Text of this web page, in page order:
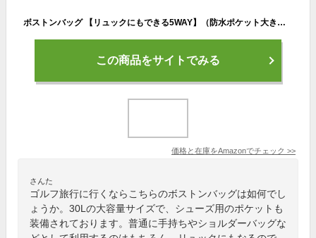
ボストンバッグ 【リュックにもできる5WAY】（防水ポケット大き目/30Lでも大容量/軽量） 旅行バッグ 防災バッグ キャリーオンバッグ スポーツバッグ メンズ レディース 機内持ち込み 1泊 2泊 3泊 ｃｏｍｆｏｘ (コムフォックス)
この商品をサイトでみる
価格と在庫をAmazonでチェック >>
さんた
ゴルフ旅行に行くならこちらのボストンバッグは如何でし
ょうか。30Lの大容量サイズで、シューズ用のポケットも
装備されております。普通に手持ちやショルダーバッグな